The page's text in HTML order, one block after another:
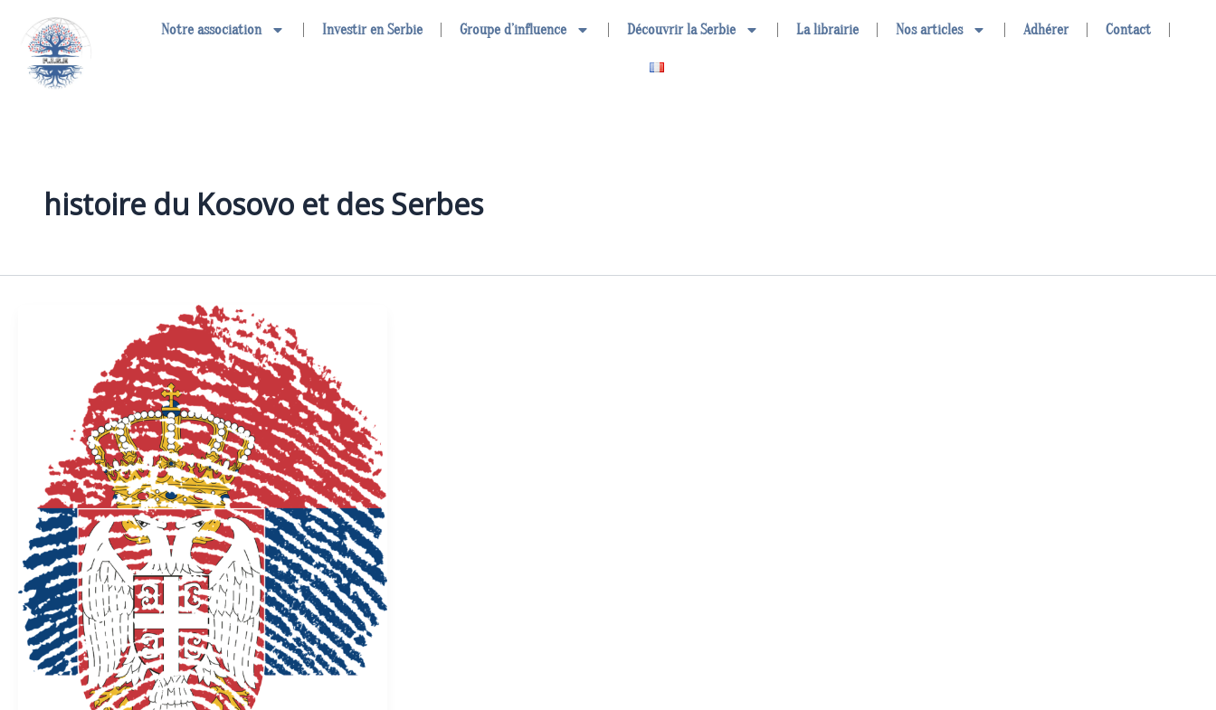
contenu
Notre association Investir en Serbie Groupe d’influence Découvrir la Serbie La librairie Nos articles Adhérer Contact
histoire du Kosovo et des Serbes